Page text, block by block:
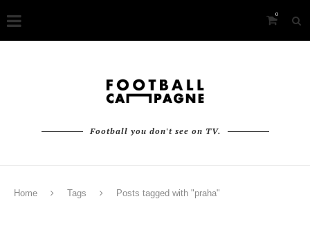
0
Football you don't see on TV.
Home Tags Posts tagged with "praha"